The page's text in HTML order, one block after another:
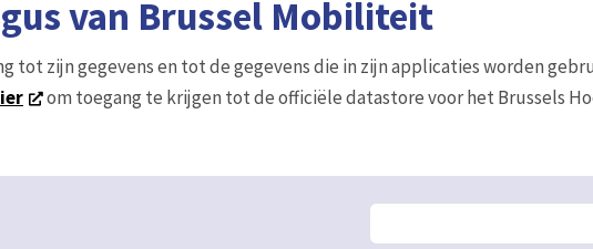
van Brussel Mobiliteit
tot zijn gegevens en tot de gegevens die in zijn applicaties worden
om toegang te krijgen tot de officiële datastore voor het Brussels